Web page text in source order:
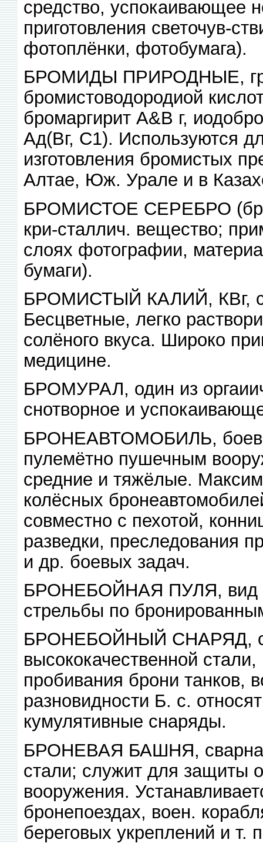
средство, успокаивающее
приготовления светочув-
фотоплёнки, фотобумага).
БРОМИДЫ ПРИРОДНЫЕ,
бромистоводородиой
бромаргирит А&В г,
Ад(Вг, С1). Используются
изготовления бромистых
Алтае, Юж. Урале и в
БРОМИСТОЕ СЕРЕБРО
кри-сталлич. вещество;
слоях фотографии,
бумаги).
БРОМИСТЫЙ КАЛИЙ, КВг,
Бесцветные, легко
солёного вкуса. Широко
медицине.
БРОМУРАЛ, один из
снотворное и
БРОНЕАВТОМОБИЛЬ,
пулемётно пушечным
средние и тяжёлые.
колёсных
совместно с пехотой,
разведки, преследования
и др. боевых задач.
БРОНЕБОЙНАЯ ПУЛЯ, вид
стрельбы по
БРОНЕБОЙНЫЙ СНАРЯД,
высококачественной
пробивания брони танков,
разновидности Б. с.
кумулятивные снаряды.
БРОНЕВАЯ БАШНЯ,
стали; служит для защиты
вооружения.
бронепоездах, воен.
береговых укреплений и т.